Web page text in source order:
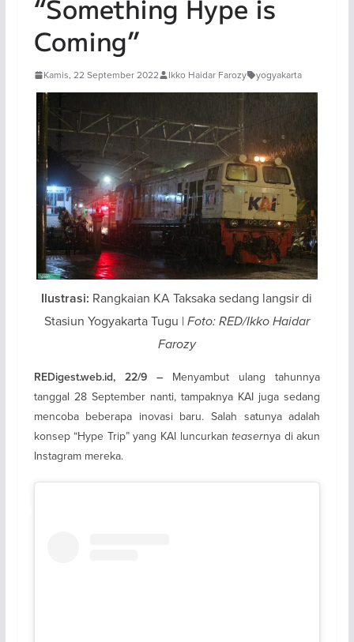
“Something Hype is
Coming”
Kamis, 22 September 2022 Ikko Haidar Farozy yogyakarta
Ilustrasi: Rangkaian KA Taksaka sedang langsir di
Stasiun Yogyakarta Tugu | Foto: RED/Ikko Haidar
Farozy
REDigest.web.id, 22/9 – Menyambut ulang tahunnya
tanggal 28 September nanti, tampaknya KAI juga sedang
mencoba beberapa inovasi baru. Salah satunya adalah
konsep “Hype Trip” yang KAI luncurkanteasernya di akun
Instagram mereka.